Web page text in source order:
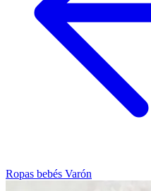
Ropas bebés Varón